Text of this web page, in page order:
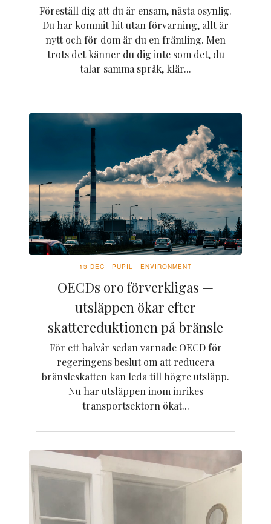
Föreställ dig att du är ensam, nästa osynlig.
Du har kommit hit utan förvarning, allt är
nytt och för dom är du en främling. Men
trots det känner du dig inte som det, du
talar samma språk, klär...
13 DEC PUPIL ENVIRONMENT
OECDs oro förverkligas —
utsläppen ökar efter
skattereduktionen på bränsle
För ett halvår sedan varnade OECD för
regeringens beslut om att reducera
bränsleskatten kan leda till högre utsläpp.
Nu har utsläppen inom inrikes
transportsektorn ökat...